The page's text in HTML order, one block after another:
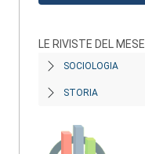
LE RIVISTE DEL MESE
SOCIOLOGIA
STORIA